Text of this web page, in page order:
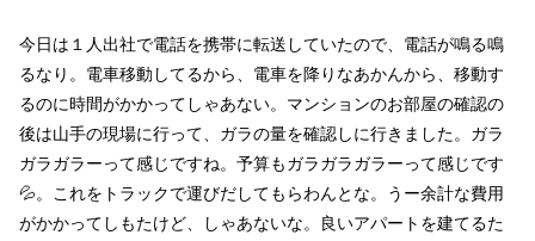
今日は１人出社で電話を携帯に転送していたので、電話が鳴る鳴
るなり。電車移動してるから、電車を降りなあかんから、移動す
るのに時間がかかってしゃあない。マンションのお部屋の確認の
後は山手の現場に行って、ガラの量を確認しに行きました。ガラ
ガラガラーって感じですね。予算もガラガラガラーって感じです
💦。これをトラックで運びだしてもらわんとな。うー余計な費用
がかかってしもたけど、しゃあないな。良いアパートを建てるた